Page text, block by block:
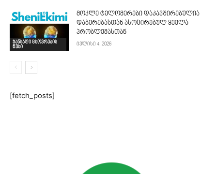
ჯანსაღი ცხოვრების
წესი
მოკლე ტელომერები დაკავშირებულია
დაბერებასთან ასოცირებულ ყველა
პრობლემასთან
ივლისი 4, 2026
[fetch_posts]